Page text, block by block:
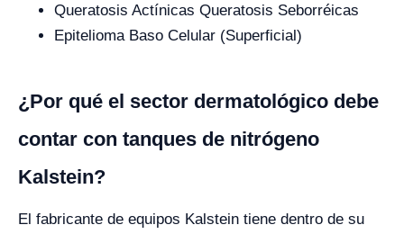
Queratosis Actínicas Queratosis Seborréicas
Epitelioma Baso Celular (Superficial)
¿Por qué el sector dermatológico debe
contar con tanques de nitrógeno
Kalstein?
El fabricante de equipos Kalstein tiene dentro de su